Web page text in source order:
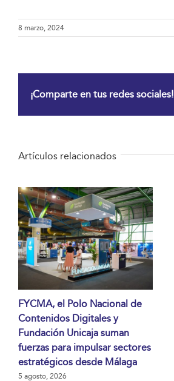
8 marzo, 2024
¡Comparte en tus redes sociales!
Artículos relacionados
FYCMA, el Polo Nacional de
Contenidos Digitales y
Fundación Unicaja suman
fuerzas para impulsar sectores
estratégicos desde Málaga
5 agosto, 2026